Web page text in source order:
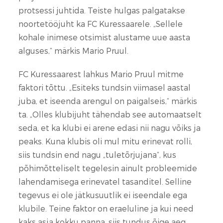
protsessi juhtida. Teiste hulgas palgatakse
noortetööjuht ka FC Kuressaarele. „Sellele
kohale inimese otsimist alustame uue aasta
alguses,“ märkis Mario Pruul.
FC Kuressaarest lahkus Mario Pruul mitme
faktori tõttu. „Esiteks tundsin viimasel aastal
juba, et iseenda arengul on paigalseis,“ märkis
ta. „Olles klubijuht tähendab see automaatselt
seda, et ka klubi ei arene edasi nii nagu võiks ja
peaks. Kuna klubis oli mul mitu erinevat rolli,
siis tundsin end nagu „tuletõrjujana“, kus
põhimõtteliselt tegelesin ainult probleemide
lahendamisega erinevatel tasanditel. Selline
tegevus ei ole jätkusuutlik ei iseendale ega
klubile. Teine faktor on eraeluline ja kui need